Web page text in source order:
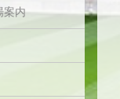
案内